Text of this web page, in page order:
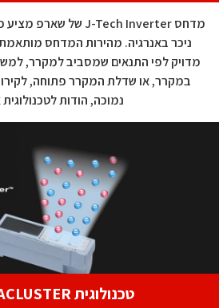
מדחס J-Tech Inverter של שארפ מציע פעולה איטית ויציבה
ניכר באנרגיה. מהירות המדחס
מדויק לפי התנאים שמסביב למקרר,
במקרר, או שדלת המקרר פתוחה,
נמוכה, הודות לטכנולוגית
טכנולוגית PLASMACLUSTER